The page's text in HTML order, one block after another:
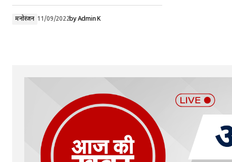
मनोरंजन 11/09/2022byAdmin K